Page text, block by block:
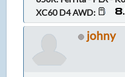
XC60 D4 AWD:
johny